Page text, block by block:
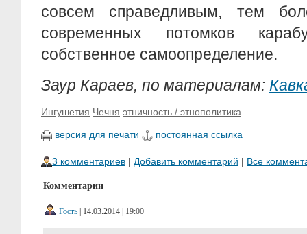
совсем справедливым, тем
современных потомков
собственное самоопределение.
Заур Караев, по материалам:
Ингушетия Чечня этничность / этнополитика
версия для печати постоянная ссылка
3 комментариев | Добавить комментарий | Все
Комментарии
Гость | 14.03.2014 | 19:00